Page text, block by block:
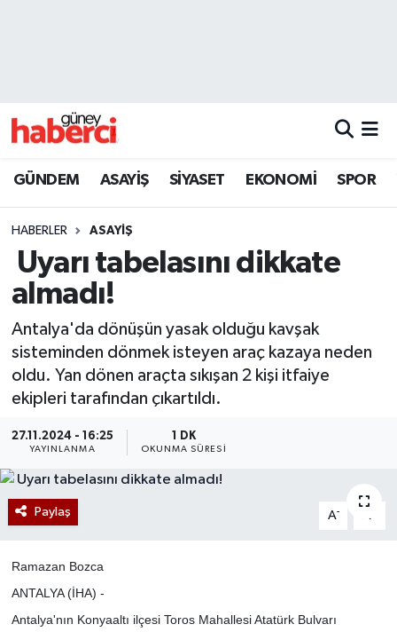
GÜNDEM ASAYİŞ SİYASET EKONOMİ SPOR
HABERLER ASAYİŞ
Uyarı tabelasını dikkate
almadı!
Antalya'da dönüşün yasak olduğu kavşak
sisteminden dönmek isteyen araç kazaya neden
oldu. Yan dönen araçta sıkışan 2 kişi itfaiye
ekipleri tarafından çıkartıldı.
27.11.2024 - 16:25
YAYINLANMA
1 DK
OKUNMA SÜRESI
Paylaş A- A
Ramazan Bozca
ANTALYA (İHA) -
Antalya'nın Konyaaltı ilçesi Toros Mahallesi Atatürk Bulvarı
Beyoğlu Trafik Yoğunluk Haritası
Son Dakika Haberleri
Haber Arşivi